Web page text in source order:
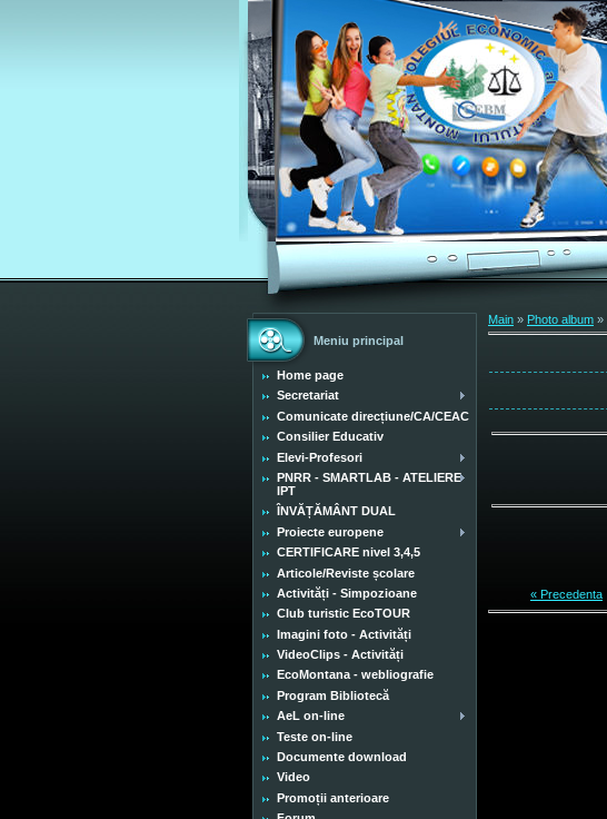
Meniu principal
Home page
Secretariat
Comunicate direcțiune/CA/CEAC
Consilier Educativ
Elevi-Profesori
PNRR - SMARTLAB - ATELIERE
IPT
ÎNVĂȚĂMÂNT DUAL
Proiecte europene
CERTIFICARE nivel 3,4,5
Articole/Reviste școlare
Activități - Simpozioane
Club turistic EcoTOUR
Imagini foto - Activități
VideoClips - Activități
EcoMontana - webliografie
Program Bibliotecă
AeL on-line
Teste on-line
Documente download
Video
Promoții anterioare
Main » Photo album »
« Precedenta